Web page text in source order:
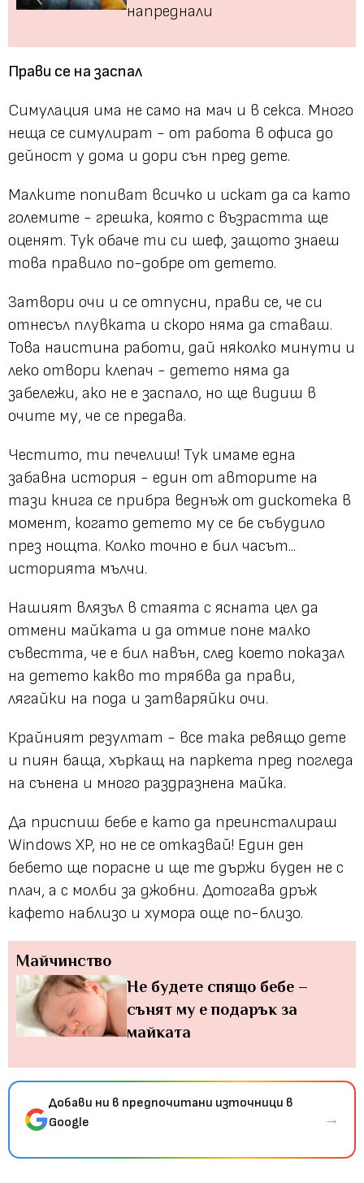
напреднали
Прави се на заспал
Симулация има не само на мач и в секса. Много
неща се симулират - от работа в офиса до
дейност у дома и дори сън пред дете.
Малките попиват всичко и искат да са като
големите - грешка, която с възрастта ще
оценят. Тук обаче ти си шеф, защото знаеш
това правило по-добре от детето.
Затвори очи и се отпусни, прави се, че си
отнесъл плувката и скоро няма да ставаш.
Това наистина работи, дай няколко минути и
леко отвори клепач - детето няма да
забележи, ако не е заспало, но ще видиш в
очите му, че се предава.
Честито, ти печелиш! Тук имаме една
забавна история - един от авторите на
тази книга се прибра веднъж от дискотека в
момент, когато детето му се бе събудило
през нощта. Колко точно е бил часът...
историята мълчи.
Нашият влязъл в стаята с ясната цел да
отмени майката и да отмие поне малко
съвестта, че е бил навън, след което показал
на детето какво то трябва да прави,
лягайки на пода и затваряйки очи.
Крайният резултат - все така ревящо дете
и пиян баща, хъркащ на паркета пред погледа
на сънена и много раздразнена майка.
Да приспиш бебе е като да преинсталираш
Windows XP, но не се отказвай! Един ден
бебето ще порасне и ще те държи буден не с
плач, а с молби за джобни. Дотогава дръж
кафето наблизо и хумора още по-близо.
Майчинство
Не будете спящо бебе –
сънят му е подарък за
майката
Добави ни в предпочитани източници в
Google
→